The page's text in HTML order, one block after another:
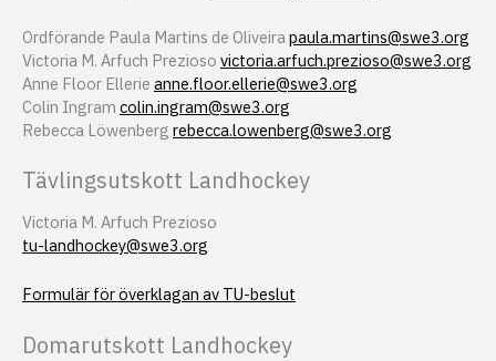
Ordförande Paula Martins de Oliveira paula.martins@swe3.org
Victoria M. Arfuch Prezioso victoria.arfuch.prezioso@swe3.org
Anne Floor Ellerie anne.floor.ellerie@swe3.org
Colin Ingram colin.ingram@swe3.org
Rebecca Löwenberg rebecca.lowenberg@swe3.org
Tävlingsutskott Landhockey
Victoria M. Arfuch Prezioso
tu-landhockey@swe3.org
Formulär för överklagan av TU-beslut
Domarutskott Landhockey